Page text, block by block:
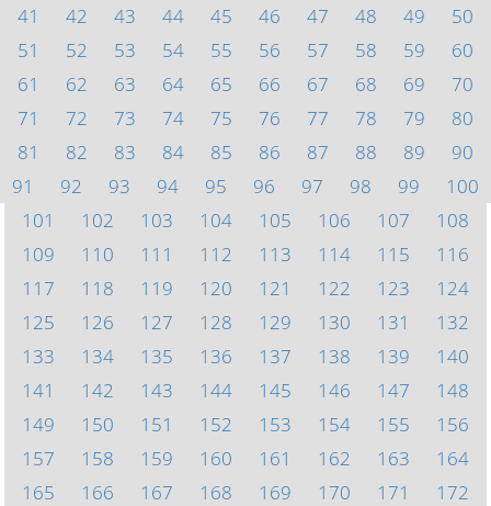
41
42 43 44 45 46 47 48 49
50
51
52 53 54 55 56 57 58 59
60
61
62 63 64 65 66 67 68 69
70
71
72 73 74 75 76 77 78 79
80
81
82 83 84 85 86 87 88 89
90
91
92 93 94 95 96 97 98 99
100
101
102 103 104 105 106 107
108
109
110 111 112 113 114 115
116
117
118 119 120 121 122 123
124
125
126 127 128 129 130 131
132
133
134 135 136 137 138 139
140
141
142 143 144 145 146 147
148
149
150 151 152 153 154 155
156
157
158 159 160 161 162 163
164
165
166 167 168 169 170 171
172